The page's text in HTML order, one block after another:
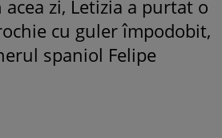
zi, Letizia a purtat o
cu guler împodobit,
spaniol Felipe